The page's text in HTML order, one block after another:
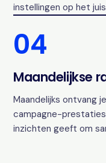
instellingen op het
04
Maandelijkse
Maandelijks ontvang
campagne-
inzichten geeft om